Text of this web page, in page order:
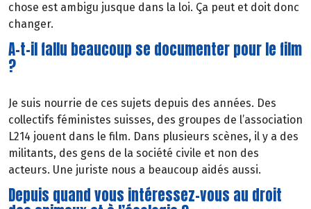
chose est ambigu jusque dans la loi. Ça peut et doit donc
changer.
A-t-il fallu beaucoup se documenter pour le film
?
Je suis nourrie de ces sujets depuis des années. Des
collectifs féministes suisses, des groupes de l’association
L214 jouent dans le film. Dans plusieurs scènes, il y a des
militants, des gens de la société civile et non des
acteurs. Une juriste nous a beaucoup aidés aussi.
Depuis quand vous intéressez-vous au droit